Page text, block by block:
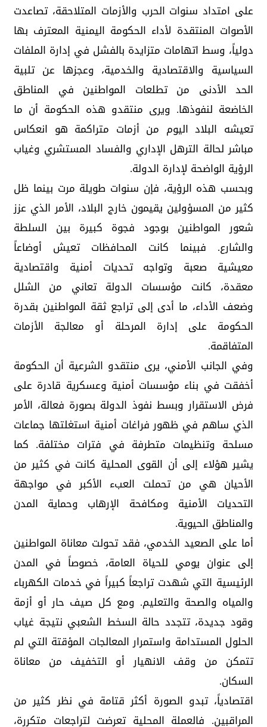
على امتداد سنوات الحرب والأزمات المتلاحقة، تصاعدت
الأصوات المنتقدة لأداء الحكومة اليمنية المعترف بها
دولياً، وسط اتهامات متزايدة بالفشل في إدارة الملفات
السياسية والاقتصادية والخدمية، وعجزها عن تلبية
الحد الأدنى من تطلعات المواطنين في المناطق
الخاضعة لنفوذها. ويرى منتقدو هذه الحكومة أن ما
تعيشه البلاد اليوم من أزمات متراكمة هو انعكاس
مباشر لحالة الترهل الإداري والفساد المستشري وغياب
الرؤية الواضحة لإدارة الدولة.
وبحسب هذه الرؤية، فإن سنوات طويلة مرت بينما ظل
كثير من المسؤولين يقيمون خارج البلاد، الأمر الذي عزز
شعور المواطنين بوجود فجوة كبيرة بين السلطة
والشارع. فبينما كانت المحافظات تعيش أوضاعاً
معيشية صعبة وتواجه تحديات أمنية واقتصادية
معقدة، كانت مؤسسات الدولة تعاني من الشلل
وضعف الأداء، ما أدى إلى تراجع ثقة المواطنين بقدرة
الحكومة على إدارة المرحلة أو معالجة الأزمات
المتفاقمة.
وفي الجانب الأمني، يرى منتقدو الشرعية أن الحكومة
أخفقت في بناء مؤسسات أمنية وعسكرية قادرة على
فرض الاستقرار وبسط نفوذ الدولة بصورة فعالة، الأمر
الذي ساهم في ظهور فراغات أمنية استغلتها جماعات
مسلحة وتنظيمات متطرفة في فترات مختلفة. كما
يشير هؤلاء إلى أن القوى المحلية كانت في كثير من
الأحيان هي من تحملت العبء الأكبر في مواجهة
التحديات الأمنية ومكافحة الإرهاب وحماية المدن
والمناطق الحيوية.
أما على الصعيد الخدمي، فقد تحولت معاناة المواطنين
إلى عنوان يومي للحياة العامة، خصوصاً في المدن
الرئيسية التي شهدت تراجعاً كبيراً في خدمات الكهرباء
والمياه والصحة والتعليم. ومع كل صيف حار أو أزمة
وقود جديدة، تتجدد حالة السخط الشعبي نتيجة غياب
الحلول المستدامة واستمرار المعالجات المؤقتة التي لم
تتمكن من وقف الانهيار أو التخفيف من معاناة
السكان.
اقتصادياً، تبدو الصورة أكثر قتامة في نظر كثير من
المراقبين. فالعملة المحلية تعرضت لتراجعات متكررة،